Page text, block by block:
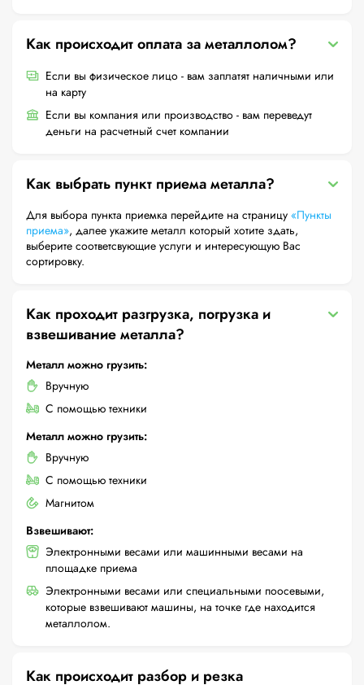
Как происходит оплата за металлолом?
Если вы физическое лицо - вам заплатят наличными или
на карту
Если вы компания или производство - вам переведут
деньги на расчетный счет компании
Как выбрать пункт приема металла?
Для выбора пункта приемка перейдите на страницу «Пункты
приема», далее укажите металл который хотите здать,
выберите соответсвующие услуги и интересующую Вас
сортировку.
Как проходит разгрузка, погрузка и
взвешивание металла?
Металл можно грузить:
Вручную
С помощью техники
Металл можно грузить:
Вручную
С помощью техники
Магнитом
Взвешивают:
Электронными весами или машинными весами на
площадке приема
Электронными весами или специальными поосевыми,
которые взвешивают машины, на точке где находится
металлолом.
Как происходит разбор и резка